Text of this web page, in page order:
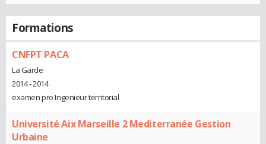
Formations
CNFPT PACA
La Garde
2014 - 2014
examen pro Ingenieur territorial
Université Aix Marseille 2 Mediterranée Gestion
Urbaine